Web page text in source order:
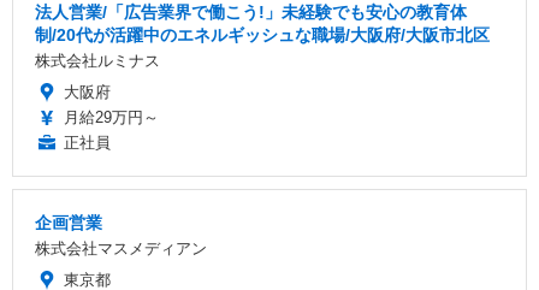
法人営業/「広告業界で働こう!」未経験でも安心の教育体
制/20代が活躍中のエネルギッシュな職場/大阪府/大阪市北区
株式会社ルミナス
大阪府
月給29万円～
正社員
企画営業
株式会社マスメディアン
東京都